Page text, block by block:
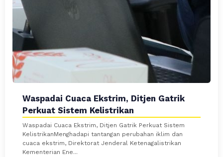
Waspadai Cuaca Ekstrim, Ditjen Gatrik
Perkuat Sistem Kelistrikan
Waspadai Cuaca Ekstrim, Ditjen Gatrik Perkuat Sistem
KelistrikanMenghadapi tantangan perubahan iklim dan
cuaca ekstrim, Direktorat Jenderal Ketenagalistrikan
Kementerian Ene...